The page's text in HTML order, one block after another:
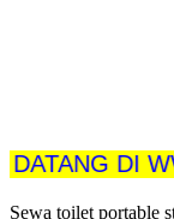
DI
Sewa toilet portable